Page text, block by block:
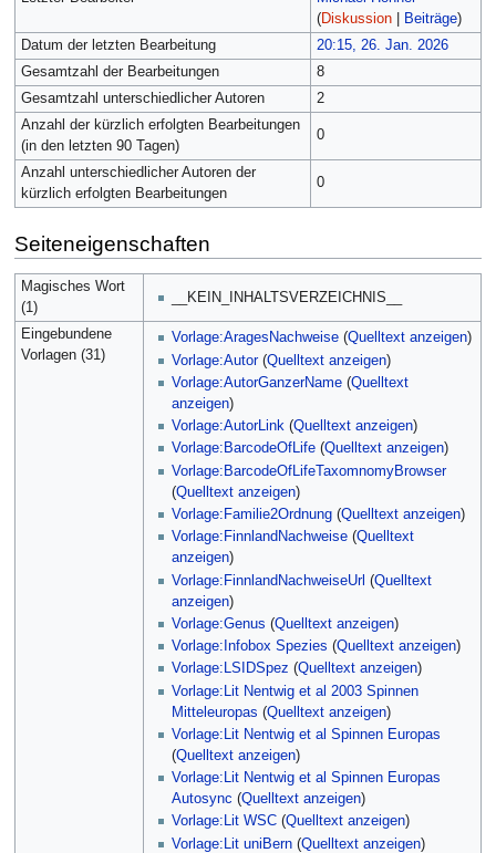
(Diskussion| Beiträge)
Datum der letzten Bearbeitung
20:15, 26. Jan. 2026
Gesamtzahl der Bearbeitungen
8
Gesamtzahl unterschiedlicher Autoren
2
Anzahl der kürzlich erfolgten Bearbeitungen
(in den letzten 90 Tagen)
0
Anzahl unterschiedlicher Autoren der
kürzlich erfolgten Bearbeitungen
0
Seiteneigenschaften
Magisches Wort
(1)
__KEIN_INHALTSVERZEICHNIS__
Eingebundene
Vorlagen (31)
Vorlage:AragesNachweise (Quelltext anzeigen)
Vorlage:Autor(Quelltext anzeigen)
Vorlage:AutorGanzerName (Quelltext
anzeigen)
Vorlage:AutorLink (Quelltext anzeigen)
Vorlage:BarcodeOfLife (Quelltext anzeigen)
Vorlage:BarcodeOfLifeTaxomnomyBrowser
(Quelltext anzeigen)
Vorlage:Familie2Ordnung (Quelltext anzeigen)
Vorlage:FinnlandNachweise (Quelltext
anzeigen)
Vorlage:FinnlandNachweiseUrl (Quelltext
anzeigen)
Vorlage:Genus (Quelltext anzeigen)
Vorlage:Infobox Spezies (Quelltext anzeigen)
Vorlage:LSIDSpez (Quelltext anzeigen)
Vorlage:Lit Nentwig et al 2003 Spinnen
Mitteleuropas (Quelltext anzeigen)
Vorlage:Lit Nentwig et al Spinnen Europas
(Quelltext anzeigen)
Vorlage:Lit Nentwig et al Spinnen Europas
Autosync (Quelltext anzeigen)
Vorlage:Lit WSC (Quelltext anzeigen)
Vorlage:Lit uniBern (Quelltext anzeigen)